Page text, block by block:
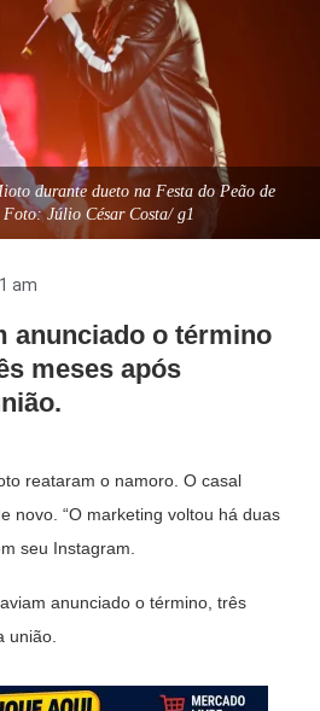
durante dueto na Festa do Peão de
Júlio César Costa/ g1
am
anunciado o término
meses após
reataram o namoro. O casal
novo. “O marketing voltou há duas
seu Instagram.
anunciado o término, três
união.